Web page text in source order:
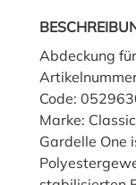
Abdeckung
Code:
Marke:
Gardelle One